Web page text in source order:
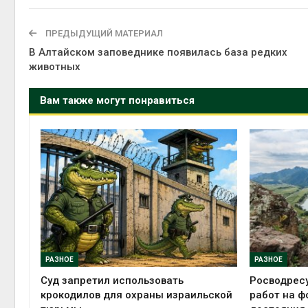
ПРЕДЫДУЩИЙ МАТЕРИАЛ
В Алтайском заповеднике появилась база редких
животных
Вам также могут понравиться
РАЗНОЕ
Суд запретил использовать
крокодилов для охраны израильской
РАЗНОЕ
работ на
Авг 5,